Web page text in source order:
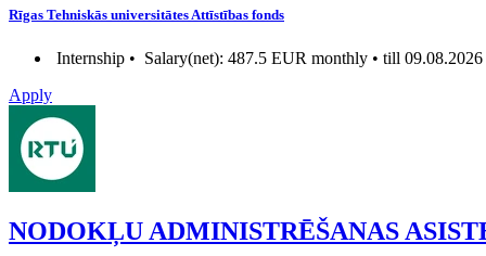
Rīgas Tehniskās universitātes Attīstības fonds
Internship • Salary(net): 487.5 EUR monthly • till 09.08.2026
Apply
NODOKĻU ADMINISTRĒŠANAS